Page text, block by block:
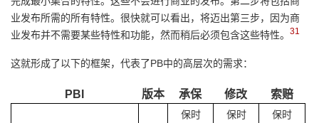
业发布所需的所有特性。很快就可以看出，将迈出第三步，因为商
业发布并不需要某些特性和功能，然而稍后必须包含这些特性。 31
这就形成了以下的框架，代表了PB中的高层次的需求：
PBI 版本 承保 修改 索赔
保时
保时
保时